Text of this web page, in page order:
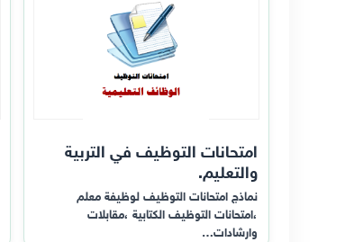
امتحانات التوظيف في التربية
والتعليم.
نماذج امتحانات التوظيف لوظيفة معلم
،امتحانات التوظيف الكتابية ،مقابلات
وارشادات…